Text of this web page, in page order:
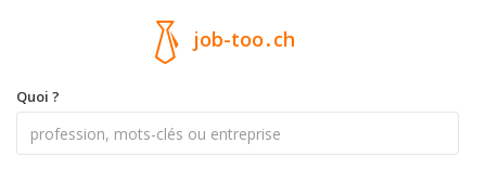
job-too.ch
Quoi ?